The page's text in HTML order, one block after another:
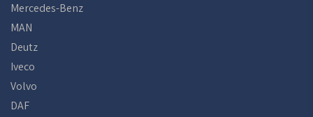
Mercedes-Benz
MAN
Deutz
Iveco
Volvo
DAF